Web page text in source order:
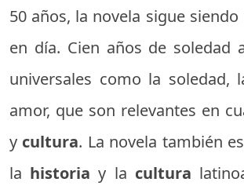
50 años, la novela sigue
en día. Cien años de soledad
universales como la soledad,
amor, que son relevantes en
y cultura. La novela también
la historiay la cultura